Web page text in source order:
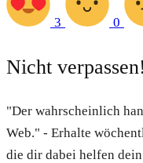
3 0
Nicht verpassen!
"Der wahrscheinlich
Web." - Erhalte
die dir dabei helfen